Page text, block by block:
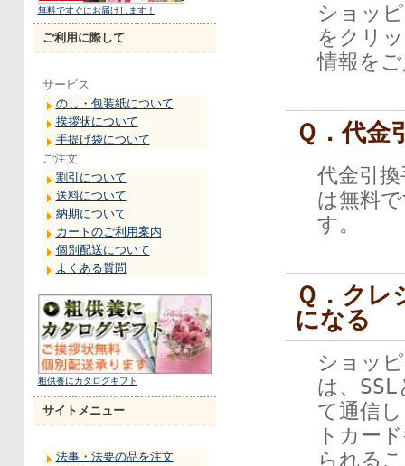
無料ですぐにお届けします！
ご利用に際して
サービス
のし・包装紙について
挨拶状について
手提げ袋について
ご注文
割引について
送料について
納期について
カートのご利用案内
個別配送について
よくある質問
粗供養にカタログギフト
サイトメニュー
法事・法要の品を注文
ショッ
をクリ
情報を
Ｑ．代金
代金引
は無料
す。
Ｑ．ク
になる
ショッ
は、
て通信
トカー
られる